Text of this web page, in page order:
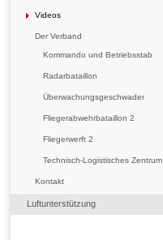
Videos
Der Verband
Kommando und Betriebsstab
Radarbataillon
Überwachungsgeschwader
Fliegerabwehrbataillon 2
Fliegerwerft 2
Technisch-Logistisches Zentrum
Kontakt
Luftunterstützung